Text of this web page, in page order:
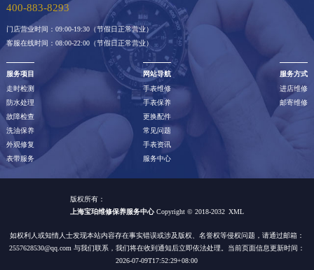
400-883-8293
门店营业时间：09:00-19:30（节假日正常营业）
客服在线时间：08:00-22:00（节假日正常营业）
服务项目
走时检测
防水处理
故障检查
洗油保养
外观修复
表带服务
网站导航
手表维修
手表保养
更换配件
常见问题
手表资讯
服务中心
服务方式
进店维修
邮寄维修
版权所有：
上海宝珀维修保养服务中心Copyright © 2018-2032 XML
如权利人或知情人士发现本站内容存在事实错误或涉及版权、名誉权等侵权问题，请通过邮箱：
2557628530@qq.com 与我们联系，我们将在收到通知后立即依法处理。当前页面信息更新时间：
2026-07-09T17:52:29+08:00